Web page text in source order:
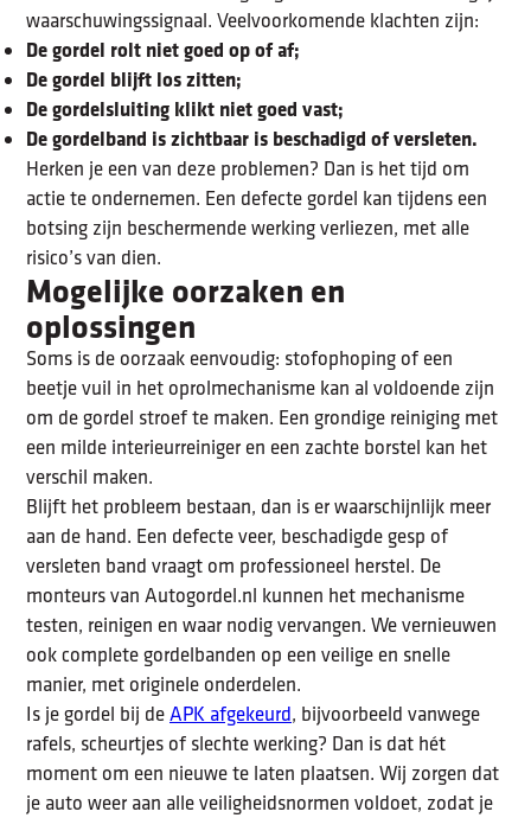
waarschuwingssignaal. Veelvoorkomende klachten zijn:
De gordel rolt niet goed op of af;
De gordel blijft los zitten;
De gordelsluiting klikt niet goed vast;
De gordelband is zichtbaar is beschadigd of versleten.
Herken je een van deze problemen? Dan is het tijd om
actie te ondernemen. Een defecte gordel kan tijdens een
botsing zijn beschermende werking verliezen, met alle
risico’s van dien.
Mogelijke oorzaken en
oplossingen
Soms is de oorzaak eenvoudig: stofophoping of een
beetje vuil in het oprolmechanisme kan al voldoende zijn
om de gordel stroef te maken. Een grondige reiniging met
een milde interieurreiniger en een zachte borstel kan het
verschil maken.
Blijft het probleem bestaan, dan is er waarschijnlijk meer
aan de hand. Een defecte veer, beschadigde gesp of
versleten band vraagt om professioneel herstel. De
monteurs van Autogordel.nl kunnen het mechanisme
testen, reinigen en waar nodig vervangen. We vernieuwen
ook complete gordelbanden op een veilige en snelle
manier, met originele onderdelen.
Is je gordel bij de APK afgekeurd, bijvoorbeeld vanwege
rafels, scheurtjes of slechte werking? Dan is dat hét
moment om een nieuwe te laten plaatsen. Wij zorgen dat
je auto weer aan alle veiligheidsnormen voldoet, zodat je